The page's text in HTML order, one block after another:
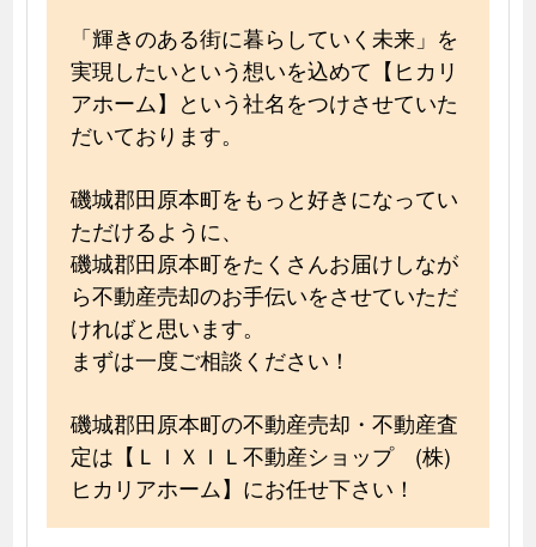
「輝きのある街に暮らしていく未来」を
実現したいという想いを込めて【ヒカリ
アホーム】という社名をつけさせていた
だいております。
磯城郡田原本町をもっと好きになってい
ただけるように、
磯城郡田原本町をたくさんお届けしなが
ら不動産売却のお手伝いをさせていただ
ければと思います。
まずは一度ご相談ください！
磯城郡田原本町の不動産売却・不動産査
定は【ＬＩＸＩＬ不動産ショップ (株)
ヒカリアホーム】にお任せ下さい！